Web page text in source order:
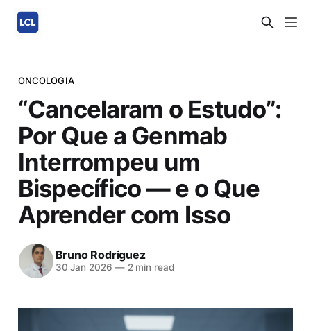
ONCOLOGIA
“Cancelaram o Estudo”:
Por Que a Genmab
Interrompeu um
Bispecífico — e o Que
Aprender com Isso
Bruno Rodriguez
30 Jan 2026 —2 min read